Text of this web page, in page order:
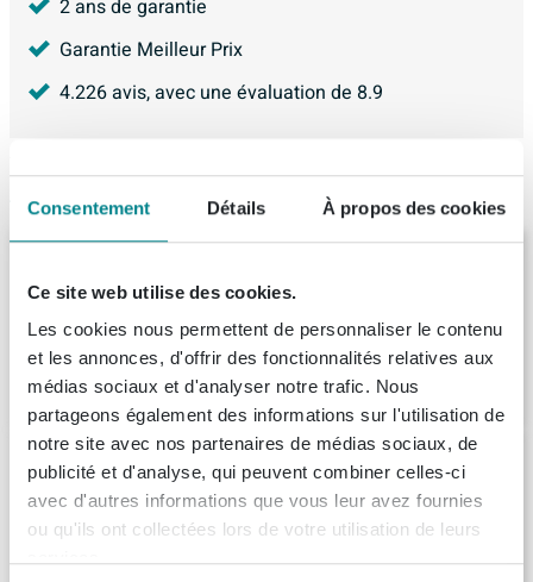
Consentement Détails À propos des cookies
Ce site web utilise des cookies.
Les cookies nous permettent de personnaliser le contenu
et les annonces, d'offrir des fonctionnalités relatives aux
médias sociaux et d'analyser notre trafic. Nous
partageons également des informations sur l'utilisation de
notre site avec nos partenaires de médias sociaux, de
publicité et d'analyse, qui peuvent combiner celles-ci
avec d'autres informations que vous leur avez fournies
ou qu'ils ont collectées lors de votre utilisation de leurs
2 ans de garantie
Garantie Meilleur Prix
4.226avis, avec une évaluation de 8.9
Articles similaires
100x1.5x46cm - MFC - noyer (bois)
1 - 2 semaines
289, 99
BRAUER Ocean Slim plan vasque -
100x46x2cm - bois abouté chêne gris
Livraison: 7 - 8 semaines